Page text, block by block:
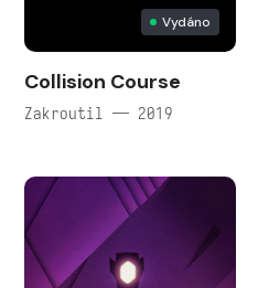
Vydáno
Collision Course
Zakroutil — 2019